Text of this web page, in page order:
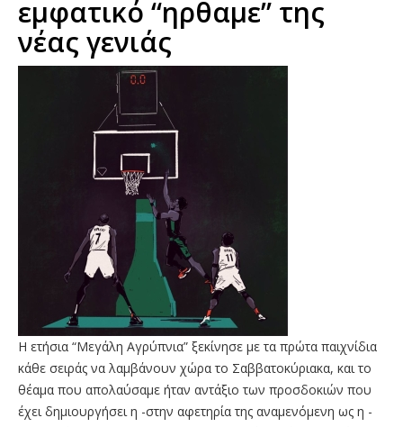
εμφατικό “ηρθαμε” της
νέας γενιάς
Η ετήσια “Μεγάλη Αγρύπνια” ξεκίνησε με τα πρώτα παιχνίδια
κάθε σειράς να λαμβάνουν χώρα το Σαββατοκύριακα, και το
θέαμα που απολαύσαμε ήταν αντάξιο των προσδοκιών που
έχει δημιουργήσει η -στην αφετηρία της αναμενόμενη ως η -